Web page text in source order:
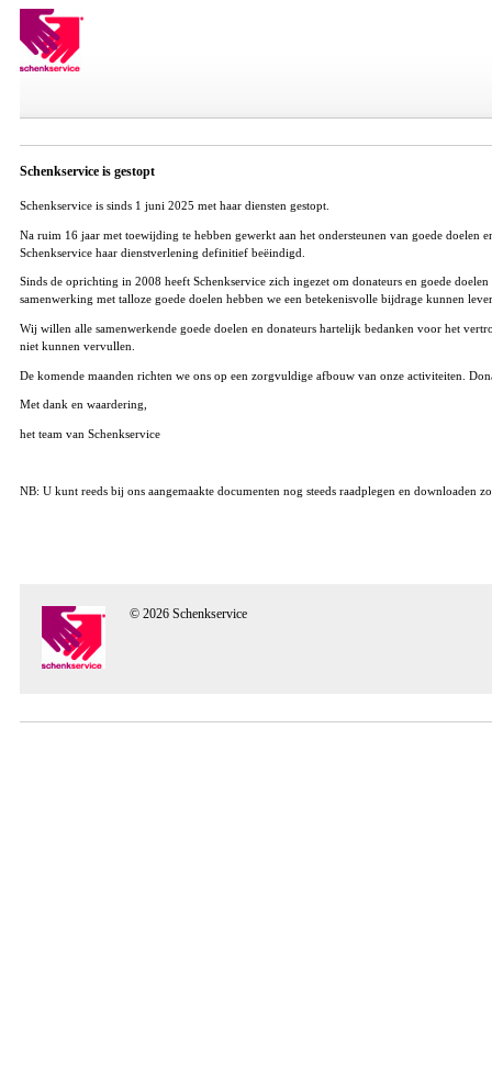
Schenkservice is gestopt
Schenkservice is sinds 1 juni 2025 met haar diensten gestopt.
Na ruim 16 jaar met toewijding te hebben gewerkt aan het ondersteunen van goede doelen
Schenkservice haar dienstverlening definitief beëindigd.
Sinds de oprichting in 2008 heeft Schenkservice zich ingezet om donateurs en goede
samenwerking met talloze goede doelen hebben we een betekenisvolle bijdrage kunnen
Wij willen alle samenwerkende goede doelen en donateurs hartelijk bedanken voor het
niet kunnen vervullen.
De komende maanden richten we ons op een zorgvuldige afbouw van onze activiteiten.
Met dank en waardering,
het team van Schenkservice
NB: U kunt reeds bij ons aangemaakte documenten nog steeds raadplegen en downloaden
© 2026 Schenkservice